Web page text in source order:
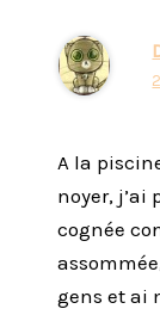
A la
noyer, j’ai
cognée
gens et ai